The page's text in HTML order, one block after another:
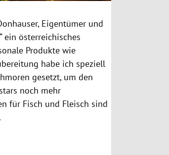
Eigentümer und
ein österreichisches
Produkte wie
habe ich speziell
gesetzt, um den
noch mehr
für Fisch und Fleisch sind